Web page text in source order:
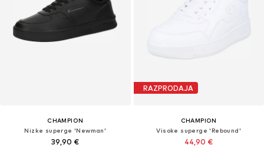
CHAMPION
Nizke superge 'Newman'
39,90 €
RAZPRODAJA
CHAMPION
Visoke superge 'Rebound'
44,90 €